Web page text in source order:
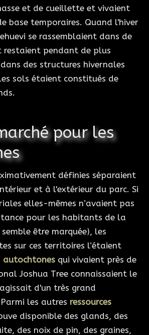
et de cueillette et vivaient
base temporaires. Quand l'hiver
se rassemblaient dans de
restaient pendant de plus
des structures hivernales
sols étaient constitués de
pour les
définies séparaient
et à l'extérieur du parc. Si
elles-mêmes n’avaient pas
pour les habitants de la
être marquée), les
sur ces territoires l’étaient
autochtones qui vivaient près de
Joshua Tree connaissaient le
d'un très grand
les autres ressources
disponible des glands, des
des noix de pin, des graines,